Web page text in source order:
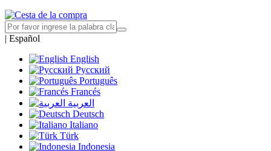
| Español
English
Русский
Português
Francés
العربية
Deutsch
Italiano
Türk
Indonesia